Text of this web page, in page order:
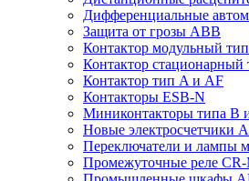
Дифференциальные
Защита от грозы ABB
Контактор модульный
Контактор
Контактор тип A и AF
Контакторы ESB-N
Миниконтакторы типа B
Новые электросчетчики
Переключатели и лампы
Промежуточные реле